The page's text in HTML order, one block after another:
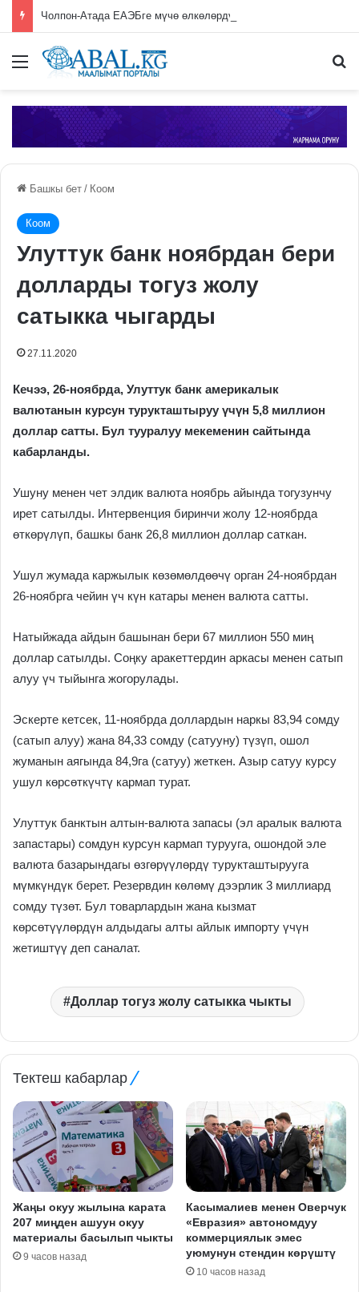
Меню
Башкы бет / Коом
Коом
Улуттук банк ноябрдан бери
долларды тогуз жолу
сатыкка чыгарды
27.11.2020
Кечээ, 26-ноябрда, Улуттук банк америкалык
валютанын курсун турукташтыруу үчүн 5,8 миллион
доллар сатты. Бул тууралуу мекеменин сайтында
кабарланды.
Ушуну менен чет элдик валюта ноябрь айында тогузунчу
ирет сатылды. Интервенция биринчи жолу 12-ноябрда
өткөрүлүп, башкы банк 26,8 миллион доллар саткан.
Ушул жумада каржылык көзөмөлдөөчү орган 24-ноябрдан
26-ноябрга чейин үч күн катары менен валюта сатты.
Натыйжада айдын башынан бери 67 миллион 550 миң
доллар сатылды. Соңку аракеттердин аркасы менен сатып
алуу үч тыйынга жогорулады.
Эскерте кетсек, 11-ноябрда доллардын наркы 83,94 сомду
(сатып алуу) жана 84,33 сомду (сатууну) түзүп, ошол
жуманын аягында 84,9га (сатуу) жеткен. Азыр сатуу курсу
ушул көрсөткүчтү кармап турат.
Улуттук банктын алтын-валюта запасы (эл аралык валюта
запастары) сомдун курсун кармап турууга, ошондой эле
валюта базарындагы өзгөрүүлөрдү турукташтырууга
мүмкүндүк берет. Резервдин көлөмү дээрлик 3 миллиард
сомду түзөт. Бул товарлардын жана кызмат
көрсөтүүлөрдүн алдыдагы алты айлык импорту үчүн
жетиштүү деп саналат.
Доллар тогуз жолу сатыкка чыкты
Тектеш кабарлар
Жаңы окуу жылына карата
207 миңден ашуун окуу
материалы басылып чыкты
9 часов назад
Касымалиев менен Оверчук
«Евразия» автономдуу
коммерциялык эмес
уюмунун стендин көрүштү
10 часов назад